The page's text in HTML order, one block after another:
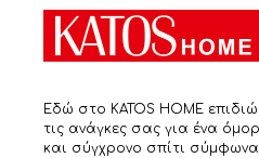
Εδώ στο KATOS HOME
τις ανάγκες σας για ένα
και σύγχρονο σπίτι